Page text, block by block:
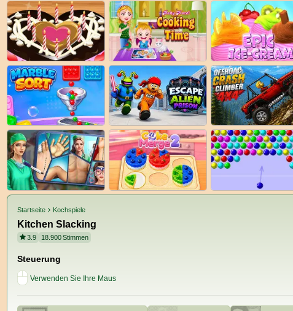
Startseite Kochspiele
Kitchen Slacking
3.9 18.900Stimmen
Steuerung
Verwenden Sie Ihre Maus